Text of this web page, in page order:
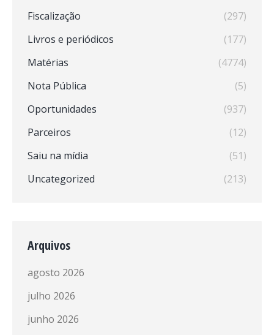
Fiscalização
(297)
Livros e periódicos
(177)
Matérias
(4774)
Nota Pública
(5)
Oportunidades
(937)
Parceiros
(12)
Saiu na mídia
(51)
Uncategorized
(213)
Arquivos
agosto 2026
julho 2026
junho 2026